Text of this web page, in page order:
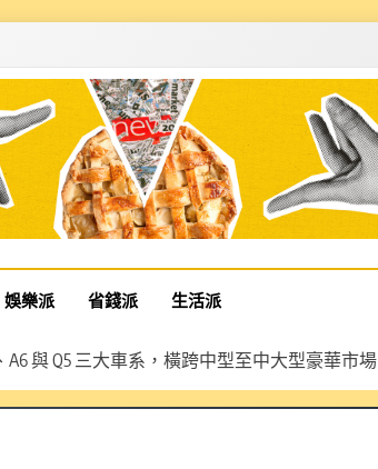
娛樂派 省錢派 生活派
A6 與 Q5 三大車系，橫跨中型至中大型豪華市場